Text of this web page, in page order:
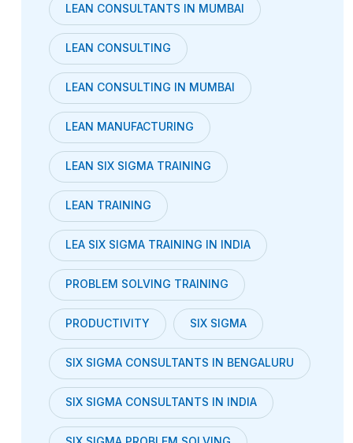
LEAN CONSULTANTS IN MUMBAI
LEAN CONSULTING
LEAN CONSULTING IN MUMBAI
LEAN MANUFACTURING
LEAN SIX SIGMA TRAINING
LEAN TRAINING
LEA SIX SIGMA TRAINING IN INDIA
PROBLEM SOLVING TRAINING
PRODUCTIVITY SIX SIGMA
SIX SIGMA CONSULTANTS IN BENGALURU
SIX SIGMA CONSULTANTS IN INDIA